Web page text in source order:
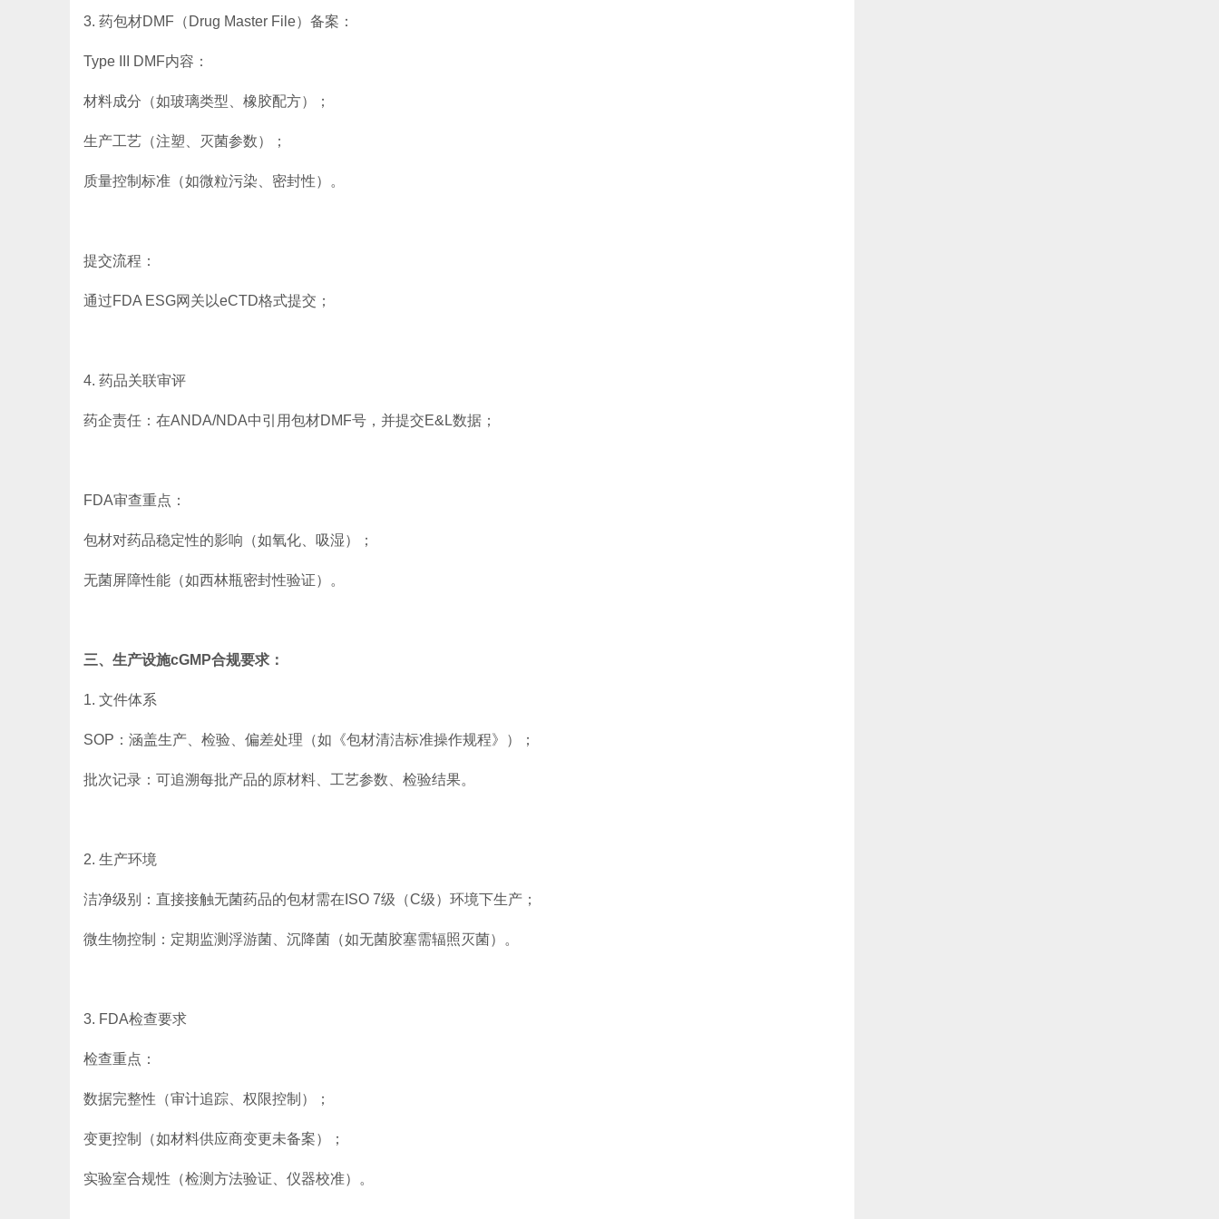
3. 药包材DMF（Drug Master File）备案：
Type III DMF内容：
材料成分（如玻璃类型、橡胶配方）；
生产工艺（注塑、灭菌参数）；
质量控制标准（如微粒污染、密封性）。
提交流程：
通过FDA ESG网关以eCTD格式提交；
4. 药品关联审评
药企责任：在ANDA/NDA中引用包材DMF号，并提交E&L数据；
FDA审查重点：
包材对药品稳定性的影响（如氧化、吸湿）；
无菌屏障性能（如西林瓶密封性验证）。
三、生产设施cGMP合规要求：
1. 文件体系
SOP：涵盖生产、检验、偏差处理（如《包材清洁标准操作规程》）；
批次记录：可追溯每批产品的原材料、工艺参数、检验结果。
2. 生产环境
洁净级别：直接接触无菌药品的包材需在ISO 7级（C级）环境下生产；
微生物控制：定期监测浮游菌、沉降菌（如无菌胶塞需辐照灭菌）。
3. FDA检查要求
检查重点：
数据完整性（审计追踪、权限控制）；
变更控制（如材料供应商变更未备案）；
实验室合规性（检测方法验证、仪器校准）。